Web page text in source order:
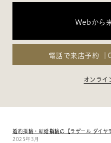
Webから
電話で来店予約
オンライ
婚約指輪・結婚指輪の【ラザール ダイヤ
2025年3月